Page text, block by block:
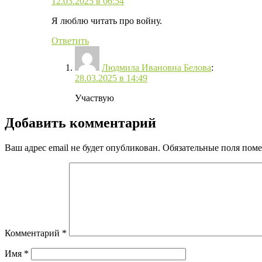
Я люблю читать про войну.
Ответить
Людмила Ивановна Белова:
28.03.2025 в 14:49
Участвую
Добавить комментарий
Ваш адрес email не будет опубликован. Обязательные поля
Комментарий *
Имя *